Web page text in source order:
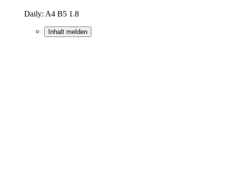
Daily: A4 B5 1.8
Inhalt melden